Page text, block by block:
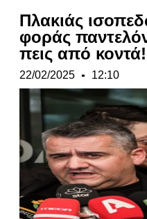
Πλακιάς
φοράς
πεις από κοντά!
22/02/2025 12:10